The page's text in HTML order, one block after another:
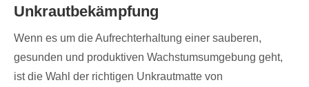
Unkrautbekämpfung
Wenn es um die Aufrechterhaltung einer sauberen,
gesunden und produktiven Wachstumsumgebung geht,
ist die Wahl der richtigen Unkrautmatte von